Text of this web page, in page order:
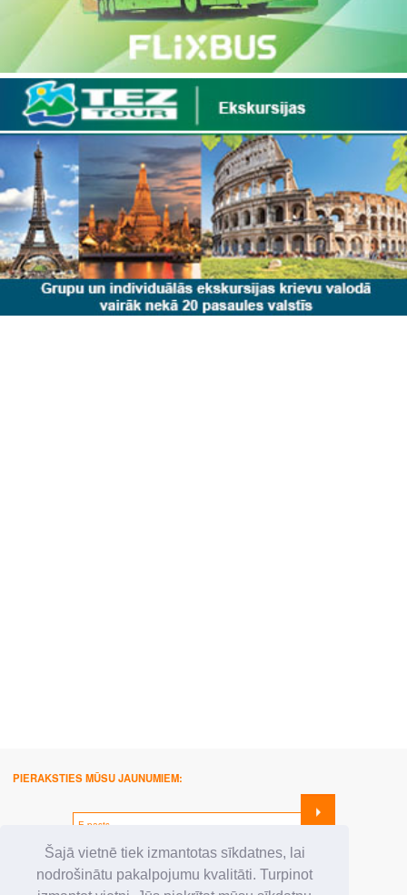
Šajā vietnē tiek izmantotas sīkdatnes, lai
nodrošinātu pakalpojumu kvalitāti. Turpinot
PIERAKSTIES MŪSU JAUNUMIEM:
SEKO MUMS: